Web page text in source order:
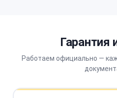
Гарантия
Работаем официально —